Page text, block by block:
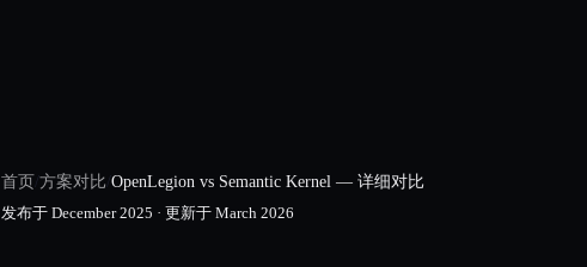
首页 /方案对比/OpenLegion vs Semantic Kernel — 详细对比
发布于 December 2025 · 更新于 March 2026